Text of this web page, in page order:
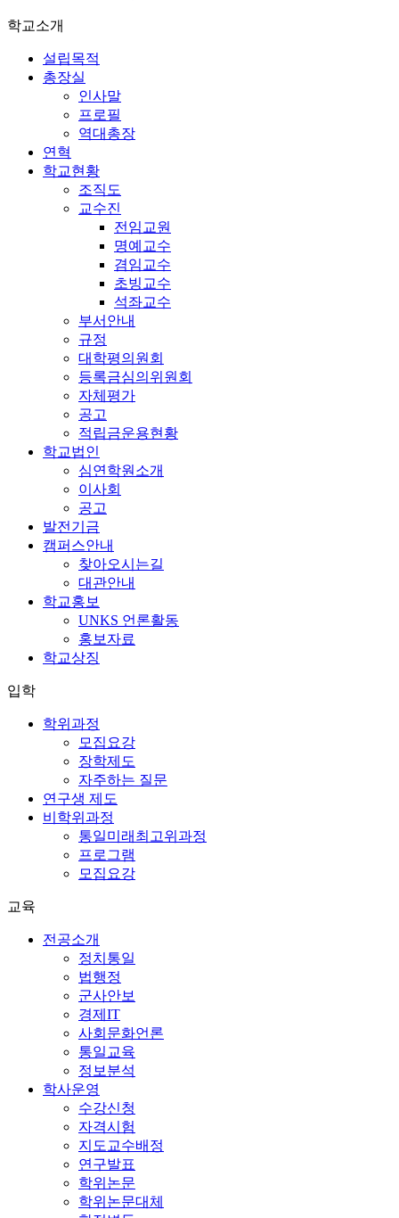
학교소개
설립목적
총장실
인사말
프로필
역대총장
연혁
학교현황
조직도
교수진
전임교원
명예교수
겸임교수
초빙교수
석좌교수
부서안내
규정
대학평의원회
등록금심의위원회
자체평가
공고
적립금운용현황
학교법인
심연학원소개
이사회
공고
발전기금
캠퍼스안내
찾아오시는길
대관안내
학교홍보
UNKS 언론활동
홍보자료
학교상징
입학
학위과정
모집요강
장학제도
자주하는 질문
연구생 제도
비학위과정
통일미래최고위과정
프로그램
모집요강
교육
전공소개
정치통일
법행정
군사안보
경제IT
사회문화언론
통일교육
정보분석
학사운영
수강신청
자격시험
지도교수배정
연구발표
학위논문
학위논문대체